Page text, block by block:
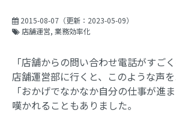
セミナー
お役立ち資料一覧
2015-08-07 （更新： 2023-05-09）
店舗運営 業務効率化
「店舗からの問い合わせ電話がすごく
店舗運営部に行くと、このような声を
「おかげでなかなか自分の仕事が進
嘆かれることもありました。